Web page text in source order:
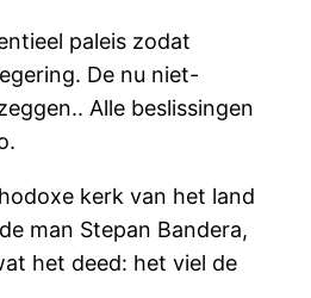
paleis zodat
De nu niet-
Alle beslissingen
kerk van het land
man Stepan Bandera,
het deed: het viel de